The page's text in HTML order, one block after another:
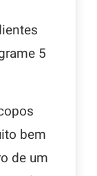
5
bem
de um